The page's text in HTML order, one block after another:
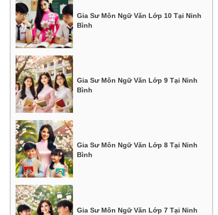
Gia Sư Môn Ngữ Văn Lớp 10 Tại Ninh
Bình
Gia Sư Môn Ngữ Văn Lớp 9 Tại Ninh
Bình
Gia Sư Môn Ngữ Văn Lớp 8 Tại Ninh
Bình
Gia Sư Môn Ngữ Văn Lớp 7 Tại Ninh